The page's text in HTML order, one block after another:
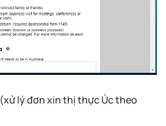
(xử lý đơn xin thị thực Úc theo